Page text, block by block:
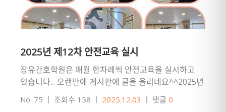
2025년 제12차 안전교육 실시
장유간호학원은 매월 한차례씩 안전교육을 실시하고
있습니다... 오랜만에 게시판에 글을 올리네요^^2025년
12월 3일,소임전 교무부장님께서 31기 주간반
수강생을 대상으로 안전교…
No. 75 ㅣ 조회수 158 ㅣ 2025.12.03 ㅣ 댓글 0